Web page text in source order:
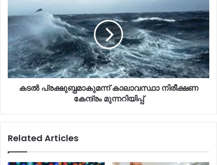
കടൽ പ്രക്ഷുബ്ധമാകുമന്ന് കാലാവസ്ഥാ നിരീക്ഷണ
കേന്ദ്രം മുന്നറിയിപ്പ്
Related Articles